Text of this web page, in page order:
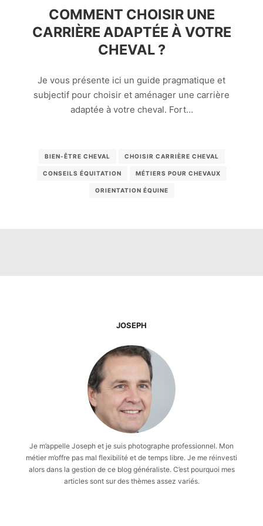
COMMENT CHOISIR UNE
CARRIÈRE ADAPTÉE À VOTRE
CHEVAL ?
Je vous présente ici un guide pragmatique et
subjectif pour choisir et aménager une carrière
adaptée à votre cheval. Fort…
BIEN-ÊTRE CHEVAL CHOISIR CARRIÈRE CHEVAL
CONSEILS ÉQUITATION MÉTIERS POUR CHEVAUX
ORIENTATION ÉQUINE
JOSEPH
Je m’appelle Joseph et je suis photographe professionnel. Mon
métier m’offre pas mal flexibilité et de temps libre. Je me réinvesti
alors dans la gestion de ce blog généraliste. C’est pourquoi mes
articles sont sur des thèmes assez variés.